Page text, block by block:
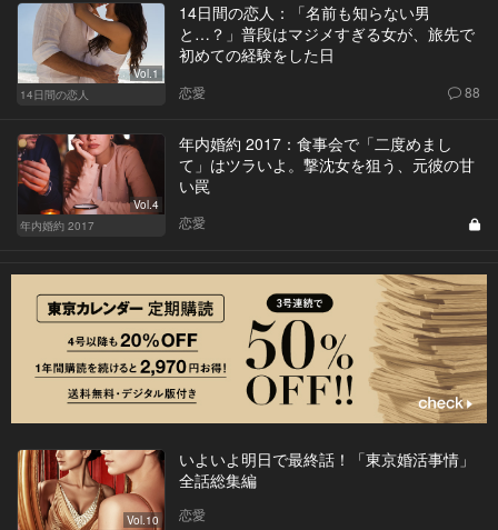
Vol.1
14日間の恋人
14日間の恋人：「名前も知らない男
と…？」普段はマジメすぎる女が、旅先で
初めての経験をした日
恋愛 88
Vol.4
年内婚約 2017
年内婚約 2017：食事会で「二度めまし
て」はツラいよ。撃沈女を狙う、元彼の甘
い罠
恋愛
Vol.10
いよいよ明日で最終話！「東京婚活事情」
全話総集編
恋愛